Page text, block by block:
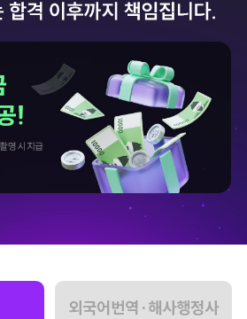
외국어번역·해사행정사